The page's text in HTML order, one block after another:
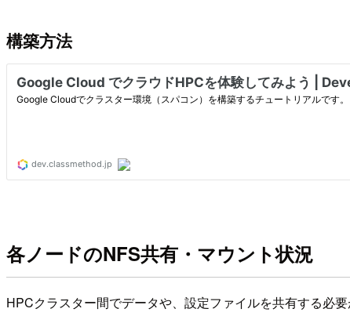
構築方法
各ノードのNFS共有・マウント状況
HPCクラスター間でデータや、設定ファイルを共有する必